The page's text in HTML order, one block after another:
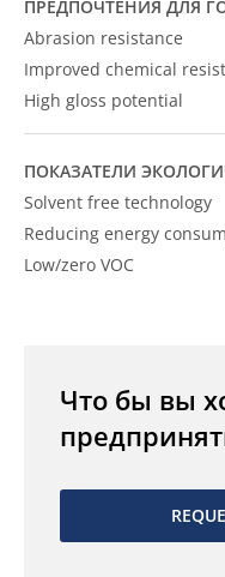
ПРЕДПОЧТЕНИЯ ДЛЯ
Abrasion resistance
Improved chemical
High gloss potential
ПОКАЗАТЕЛИ
Solvent free technology
Reducing energy
Low/zero VOC
Что бы вы